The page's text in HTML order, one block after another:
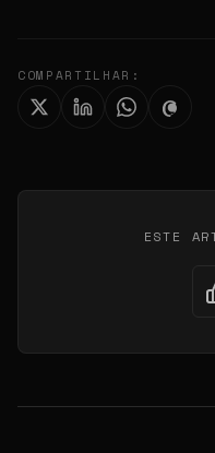
COMPARTILHAR:
ESTE